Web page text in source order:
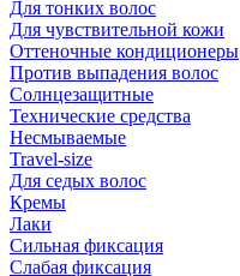
Для тонких волос
Для чувствительной кожи
Оттеночные кондиционеры
Против выпадения волос
Солнцезащитные
Технические средства
Несмываемые
Travel-size
Для седых волос
Кремы
Лаки
Сильная фиксация
Слабая фиксация